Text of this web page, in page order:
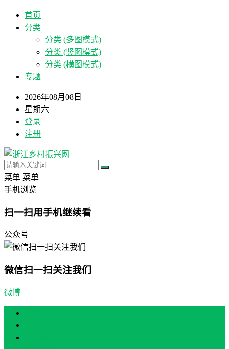
首页
分类
分类 (多图模式)
分类 (竖图模式)
分类 (横图模式)
专题
2026年08月08日
星期六
登录
注册
菜单 菜单
手机浏览
扫一扫用手机继续看
公众号
微信扫一扫关注我们
微博